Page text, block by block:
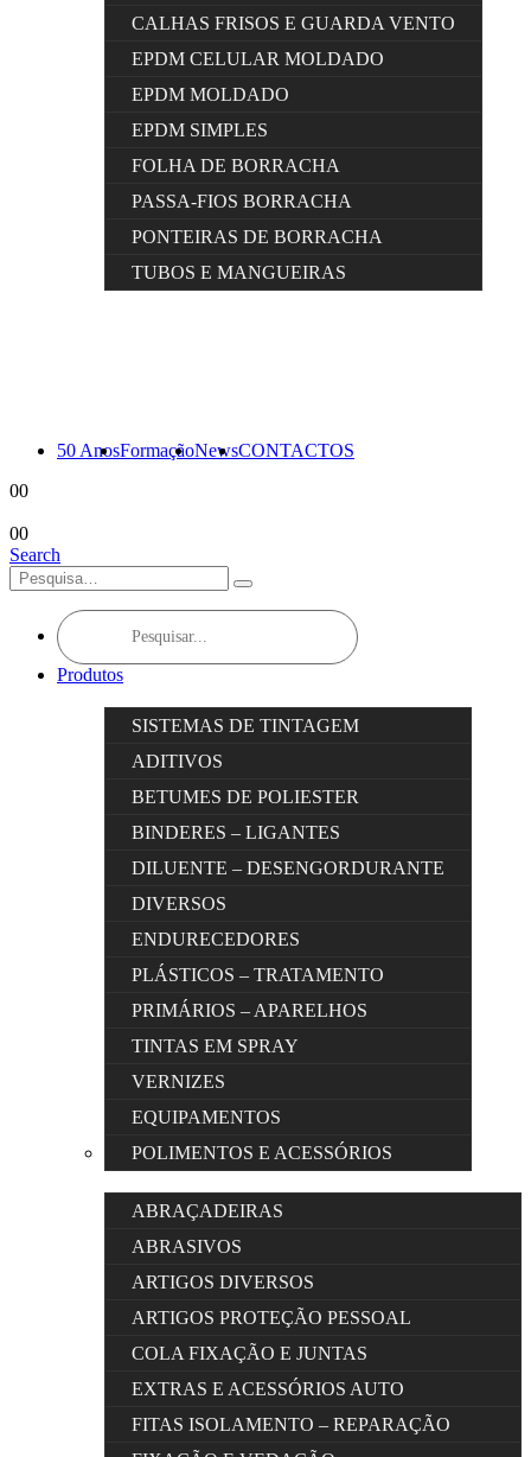
CALHAS FRISOS E GUARDA VENTO
EPDM CELULAR MOLDADO
EPDM MOLDADO
EPDM SIMPLES
FOLHA DE BORRACHA
PASSA-FIOS BORRACHA
PONTEIRAS DE BORRACHA
TUBOS E MANGUEIRAS
50 AnosFormaçãoNewsCONTACTOS
00
00
Search
Products
search
Produtos
SISTEMAS DE TINTAGEM
ADITIVOS
BETUMES DE POLIESTER
BINDERES – LIGANTES
DILUENTE – DESENGORDURANTE
DIVERSOS
ENDURECEDORES
PLÁSTICOS – TRATAMENTO
PRIMÁRIOS – APARELHOS
TINTAS EM SPRAY
VERNIZES
EQUIPAMENTOS
POLIMENTOS E ACESSÓRIOS
ABRAÇADEIRAS
ABRASIVOS
ARTIGOS DIVERSOS
ARTIGOS PROTEÇÃO PESSOAL
COLA FIXAÇÃO E JUNTAS
EXTRAS E ACESSÓRIOS AUTO
FITAS ISOLAMENTO – REPARAÇÃO